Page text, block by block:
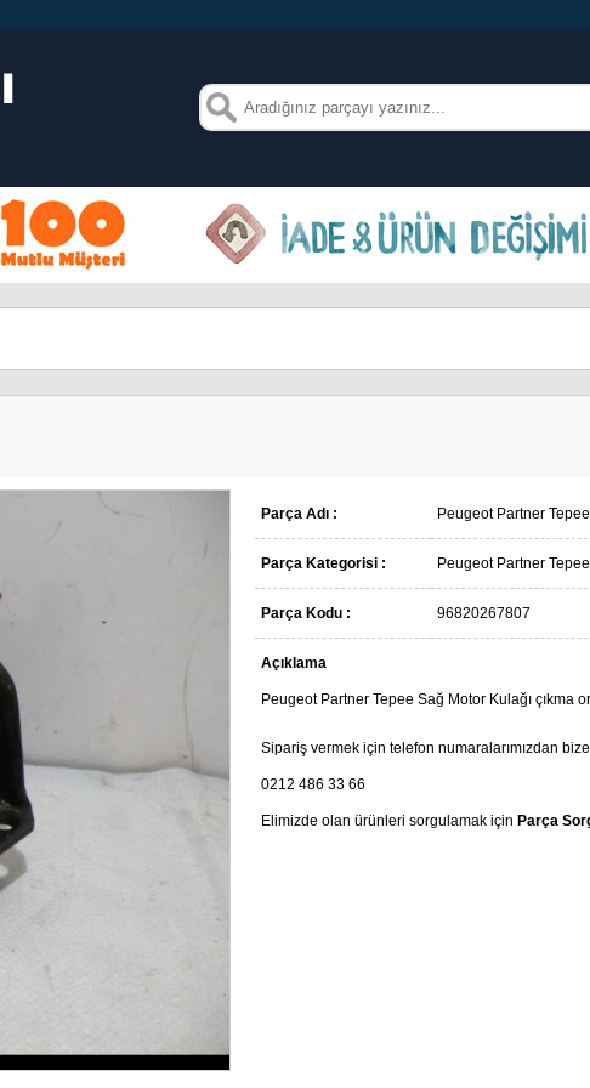
Parça Adı : Peugeot Partner
Parça Kategorisi : Peugeot Partner Tepee
Parça Kodu : 96820267807
Açıklama
Peugeot Partner Tepee Sağ Motor Kulağı çıkma
Sipariş vermek için telefon numaralarımızdan
0212 486 33 66
Elimizde olan ürünleri sorgulamak için Parça